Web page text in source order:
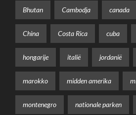
Bhutan Cambodja canada
China Costa Rica cuba
hongarije italië jordanië
marokko midden amerika
montenegro nationale parken